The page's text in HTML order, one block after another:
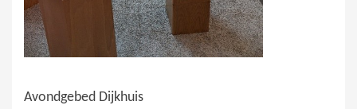
Avondgebed Dijkhuis